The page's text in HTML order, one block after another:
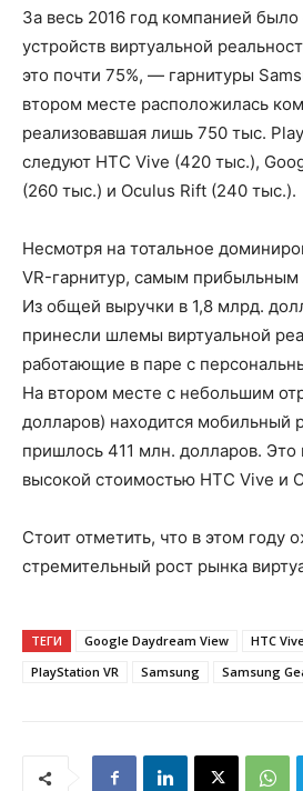
За весь 2016 год компанией
устройств виртуальной
это почти 75%, — гарнитуры
втором месте расположилась
реализовавшая лишь 750 тыс.
следуют HTC Vive (420 тыс.),
(260 тыс.) и Oculus Rift (240 тыс.).
Несмотря на тотальное
VR-гарнитур, самым прибыльным
Из общей выручки в 1,8 млрд.
принесли шлемы виртуальной
работающие в паре с
На втором месте с небольшим
долларов) находится мобильный
пришлось 411 млн. долларов.
высокой стоимостью HTC Vive и
Стоит отметить, что в этом году
стремительный рост рынка
ТЕГИ Google Daydream View HTC
PlayStation VR
Samsung Samsung